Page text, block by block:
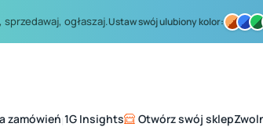
ogłaszaj.Ustaw swój ulubiony kolor:
zamówień 1G Insights Otwórz swój sklep